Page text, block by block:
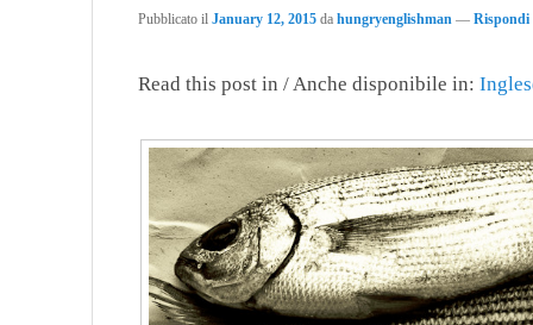
Pubblicato il January 12, 2015 da hungryenglishman — Rispondi
Read this post in / Anche disponibile in: